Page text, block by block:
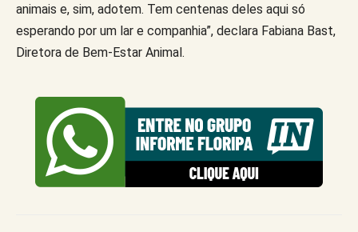
animais e, sim, adotem. Tem centenas deles aqui só
esperando por um lar e companhia”, declara Fabiana Bast,
Diretora de Bem-Estar Animal.